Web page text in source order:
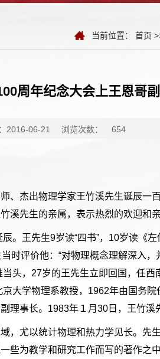
当前位置： 首页
周年纪念大会上王恩哥
2016-06-21 浏览次数： 654
、杰出物理学家王竹溪先生诞辰一
溪先生的亲属，表示热烈的欢迎和亲
。王先生9岁读“四书”，10岁读《
时评价他：“对物理概念理解深入，
头，27岁的王先生立即回国，任
大学物理系教授，1962年由国务
理事长。1983年１月30日，王竹溪
，尤以统计物理和热力学见长。先
些为教学和研究工作而写的著作之